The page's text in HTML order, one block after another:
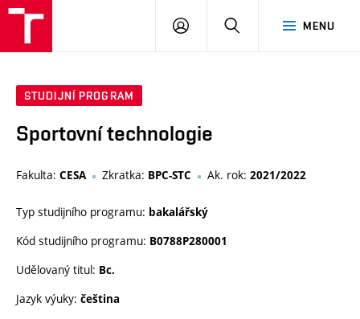
MENU
PŘIHLÁSIT
STUDIJNÍ PROGRAM
Sportovní technologie
Fakulta: CESA Zkratka: BPC-STC Ak. rok: 2021/2022
Typ studijního programu: bakalářský
Kód studijního programu: B0788P280001
Udělovaný titul: Bc.
Jazyk výuky: čeština